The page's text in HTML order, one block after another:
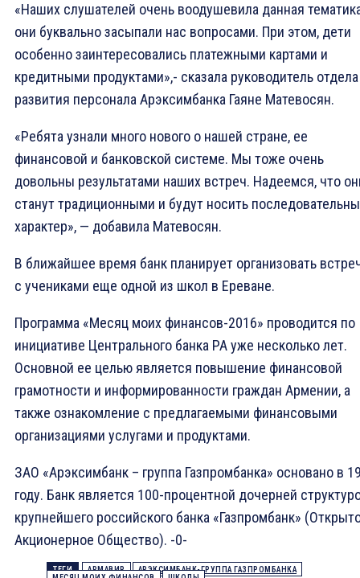
«Наших слушателей очень воодушевила данная
они буквально засыпали нас вопросами. При этом, дети
особенно заинтересовались платежными картами и
кредитными продуктами»,- сказала руководитель отдела
развития персонала Арэксимбанка Гаяне Матевосян.
«Ребята узнали много нового о нашей стране, ее
финансовой и банковской системе. Мы тоже очень
довольны результатами наших встреч. Надеемся, что
станут традиционными и будут носить
характер», — добавила Матевосян.
В ближайшее время банк планирует организовать
с учениками еще одной из школ в Ереване.
Программа «Месяц моих финансов-2016» проводится по
инициативе Центрального банка РА уже несколько лет.
Основной ее целью является повышение финансовой
грамотности и информированности граждан Армении, а
также ознакомление с предлагаемыми финансовыми
организациями услугами и продуктами.
ЗАО «Арэксимбанк – группа Газпромбанка» основано в
году. Банк является 100-процентной дочерней
крупнейшего российского банка «Газпромбанк»
Акционерное Oбщество). -0-
ТЕГИ АРМАВИР
АРЭКСИМБАНК-ГРУППА ГАЗПРОМБАНКА